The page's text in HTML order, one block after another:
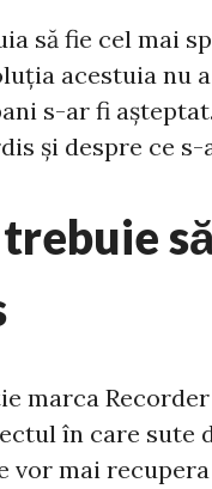
să fie cel mai
acestuia nu
s-ar fi
și despre ce
marca
în care sute
vor mai